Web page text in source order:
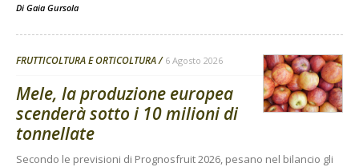
Di Gaia Gursola
FRUTTICOLTURA E ORTICOLTURA 6 Agosto 2026
Mele, la produzione europea
scenderà sotto i 10 milioni di
tonnellate
Secondo le previsioni di Prognosfruit 2026, pesano nel bilancio gli